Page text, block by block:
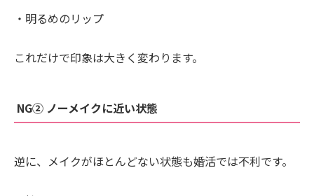
・明るめのリップ
これだけで印象は大きく変わります。
NG② ノーメイクに近い状態
逆に、メイクがほとんどない状態も婚活では不利です。